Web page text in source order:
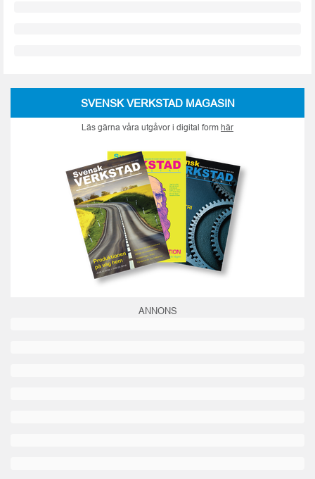
SVENSK VERKSTAD MAGASIN
Läs gärna våra utgåvor i digital form här
ANNONS